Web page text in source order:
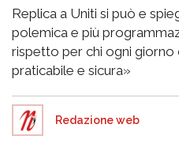
Replica a Uniti si può e
polemica e più
rispetto per chi ogni
praticabile e sicura»
Redazione web